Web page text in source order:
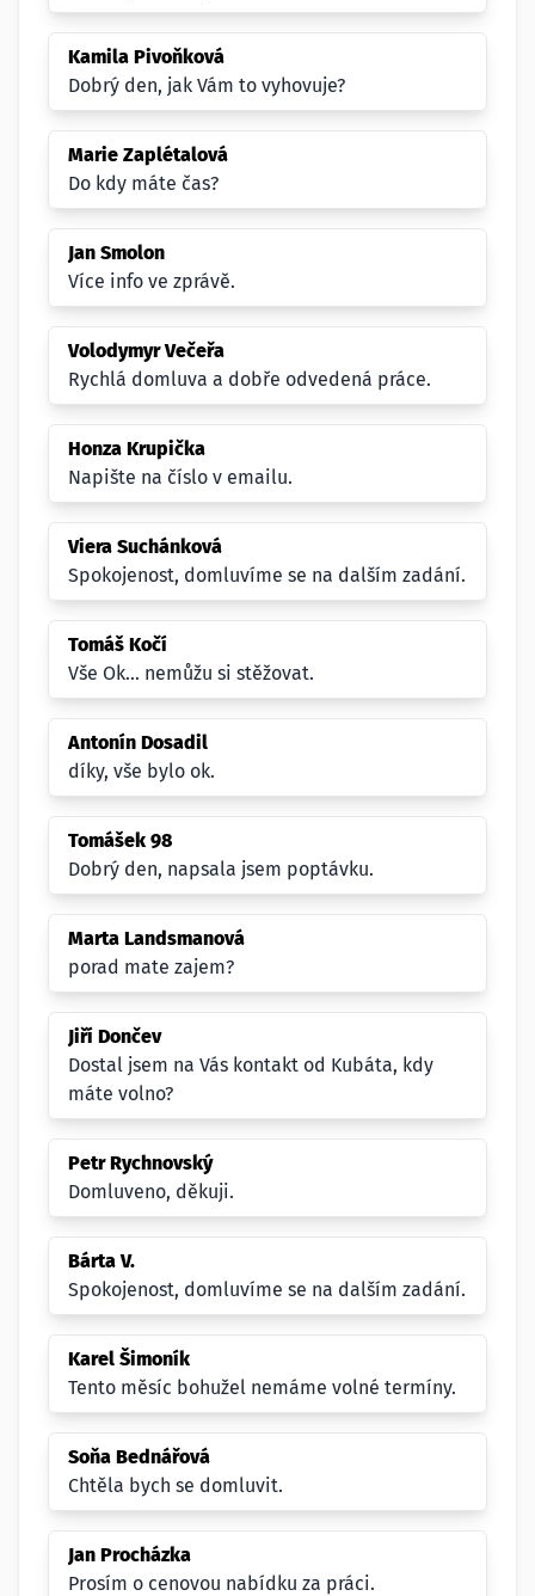
Kamila Pivoňková
Dobrý den, jak Vám to vyhovuje?
Marie Zaplétalová
Do kdy máte čas?
Jan Smolon
Více info ve zprávě.
Volodymyr Večeřa
Rychlá domluva a dobře odvedená práce.
Honza Krupička
Napište na číslo v emailu.
Viera Suchánková
Spokojenost, domluvíme se na dalším zadání.
Tomáš Kočí
Vše Ok... nemůžu si stěžovat.
Antonín Dosadil
díky, vše bylo ok.
Tomášek 98
Dobrý den, napsala jsem poptávku.
Marta Landsmanová
porad mate zajem?
Jiří Dončev
Dostal jsem na Vás kontakt od Kubáta, kdy
máte volno?
Petr Rychnovský
Domluveno, děkuji.
Bárta V.
Spokojenost, domluvíme se na dalším zadání.
Karel Šimoník
Tento měsíc bohužel nemáme volné termíny.
Soňa Bednářová
Chtěla bych se domluvit.
Jan Procházka
Prosím o cenovou nabídku za práci.